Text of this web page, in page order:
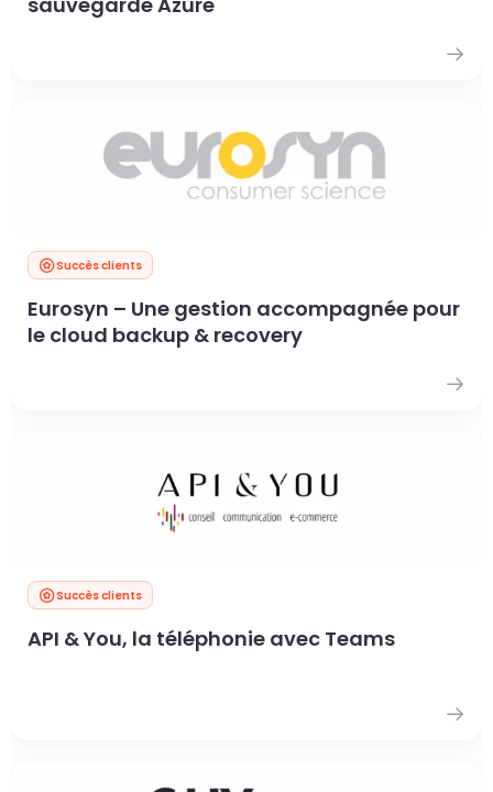
Succès clients
Eurosyn – Une gestion accompagnée pour
le cloud backup & recovery
Succès clients
API & You, la téléphonie avec Teams